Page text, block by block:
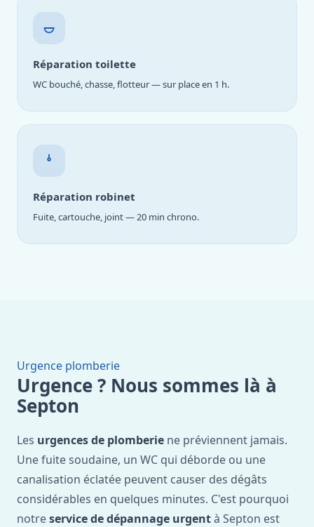
Réparation toilette
WC bouché, chasse, flotteur — sur place en 1 h.
Réparation robinet
Fuite, cartouche, joint — 20 min chrono.
Urgence plomberie
Urgence ? Nous sommes là à
Septon
Les urgences de plomberie ne préviennent jamais.
Une fuite soudaine, un WC qui déborde ou une
canalisation éclatée peuvent causer des dégâts
considérables en quelques minutes. C'est pourquoi
notreservice de dépannage urgentà Septon est